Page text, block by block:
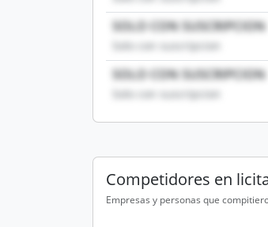
SOLO CON SUSCRIPCION
Solo con suscripcion
SOLO CON SUSCRIPCION
Solo con suscripcion
Competidores en
Empresas y personas que